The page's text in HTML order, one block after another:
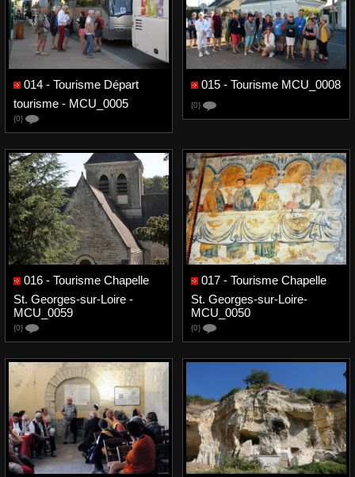
014 - Tourisme Départ
tourisme - MCU_0005
{0}
015 - Tourisme MCU_0008
{0}
016 - Tourisme Chapelle
St. Georges-sur-Loire -
MCU_0059
{0}
017 - Tourisme Chapelle
St. Georges-sur-Loire-
MCU_0050
{0}